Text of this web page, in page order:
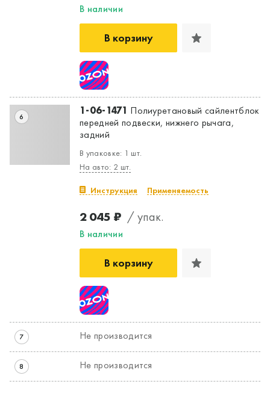
В наличии
В корзину
6 1-06-1471 Полиуретановый сайлентблок
передней подвески, нижнего рычага,
задний
В упаковке: 1 шт.
На авто: 2 шт.
Инструкция Применяемость
2 045 ₽ / упак.
В наличии
В корзину
7 Не производится
8 Не производится